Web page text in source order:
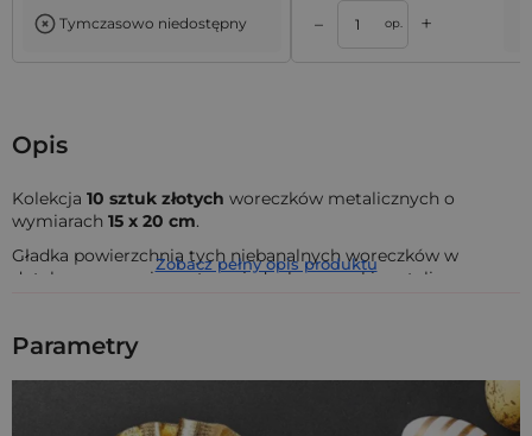
Tymczasowo niedostępny – op. +
Dodaj do koszyka
Opis
Kolekcja 10 sztuk złotych woreczków metalicznych o
wymiarach 15 x 20 cm.
Gładka powierzchnia tych niebanalnych woreczków w
dotyku przypomina satynę, jednak woreczki metaliczne
charakterem ważnych uroczystości. Z tego względu woreczki
co chcemy przekazać w odpowiednio oficjalny sposób - np.
Zobacz pełny opis produktu
Parametry